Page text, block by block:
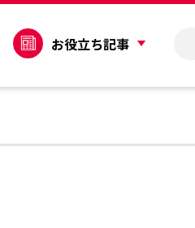
お役立ち記事